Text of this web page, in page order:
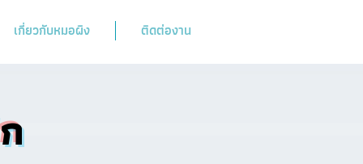
เกี่ยวกับหมอผิง ติดต่องาน